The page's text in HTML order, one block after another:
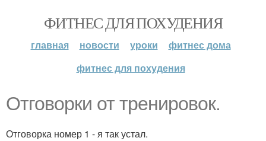
ФИТНЕС ДЛЯ ПОХУДЕНИЯ
главная новости уроки
фитнес дома
фитнес для похудения
Отговорки от тренировок.
Отговорка номер 1 - я так устал.